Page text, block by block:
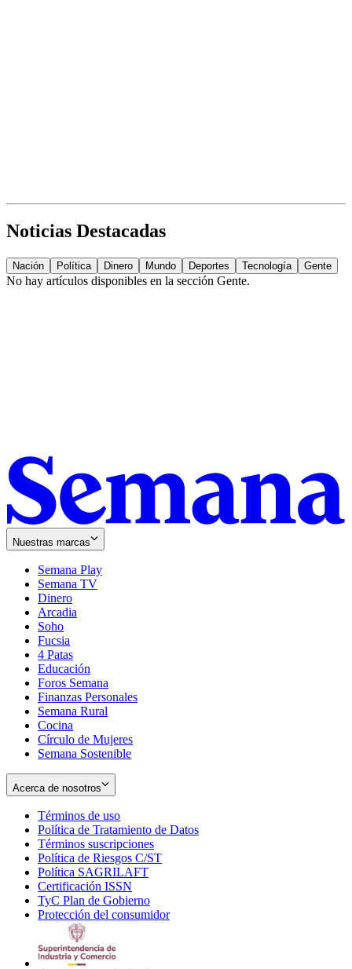
Noticias Destacadas
Nación Política Dinero Mundo Deportes Tecnología Gente
No hay artículos disponibles en la sección Gente.
Nuestras marcas
Semana Play
Semana TV
Dinero
Arcadia
Soho
in
new
window
Fucsia
in
new
window
4 Patas
Educación
Foros Semana
Finanzas Personales
Semana Rural
Cocina
Círculo de Mujeres
Semana Sostenible
Acerca de nosotros
Términos de uso
in
new
window
Política de Tratamiento de Datos
Términos suscripciones
in
Política de Riesgos C/ST
Política SAGRILAFT
new
window
Certificación ISSN
in
new
TyC Plan de Gobierno
in
Protección del consumidorOpens